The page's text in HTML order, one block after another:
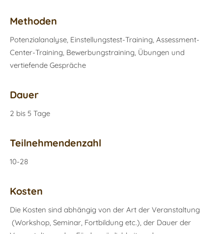
Methoden
Potenzialanalyse, Einstellungstest-Training, Assessment-
Center-Training, Bewerbungstraining, Übungen und
vertiefende Gespräche
Dauer
2 bis 5 Tage
Teilnehmendenzahl
10-28
Kosten
Die Kosten sind abhängig von der Art der Veranstaltung
(Workshop, Seminar, Fortbildung etc.), der Dauer der